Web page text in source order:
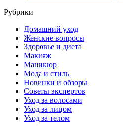
Рубрики
Домашний уход
Женские вопросы
Здоровье и диета
Макияж
Маникюр
Мода и стиль
Новинки и обзоры
Советы экспертов
Уход за волосами
Уход за лицом
Уход за телом